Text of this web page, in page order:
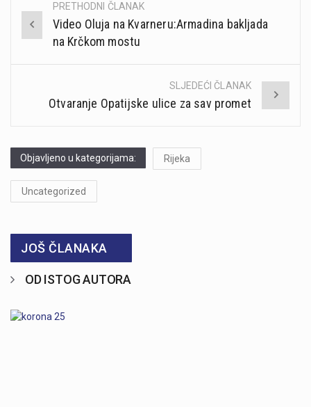
Post
navigation
PRETHODNI ČLANAK
Video Oluja na Kvarneru:Armadina bakljada
na Krčkom mostu
SLJEDEĆI ČLANAK
Otvaranje Opatijske ulice za sav promet
Objavljeno u kategorijama: Rijeka
Uncategorized
JOŠ ČLANAKA
OD ISTOG AUTORA